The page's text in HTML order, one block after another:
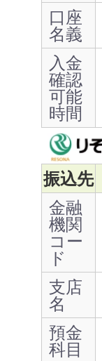
口座
名義
入金
確認
可能
時間
振込先
金融
機関
コー
ド
支店
名
預金
科目